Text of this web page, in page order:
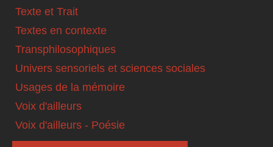
Texte et Trait
Textes en contexte
Transphilosophiques
Univers sensoriels et sciences sociales
Usages de la mémoire
Voix d'ailleurs
Voix d'ailleurs - Poésie